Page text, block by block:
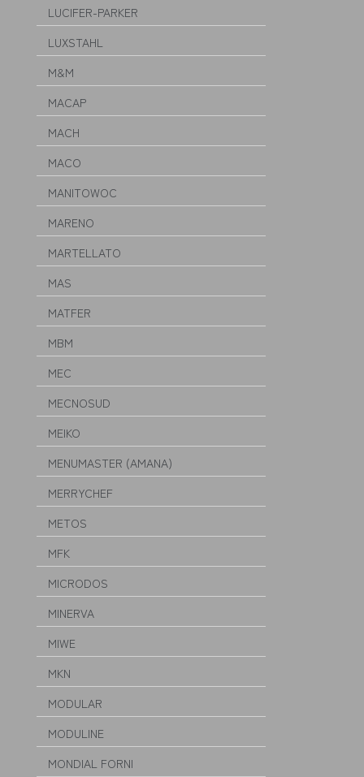
LUCIFER-PARKER
LUXSTAHL
M&M
MACAP
MACH
MACO
MANITOWOC
MARENO
MARTELLATO
MAS
MATFER
MBM
MEC
MECNOSUD
MEIKO
MENUMASTER (AMANA)
MERRYCHEF
METOS
MFK
MICRODOS
MINERVA
MIWE
MKN
MODULAR
MODULINE
MONDIAL FORNI